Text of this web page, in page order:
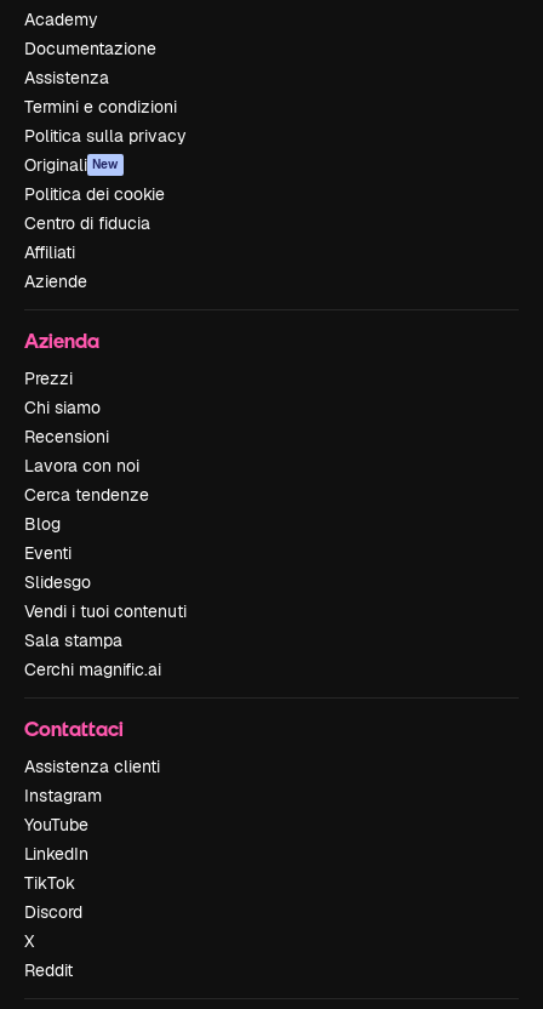
Academy
Documentazione
Assistenza
Termini e condizioni
Politica sulla privacy
Originali New
Politica dei cookie
Centro di fiducia
Affiliati
Aziende
Azienda
Prezzi
Chi siamo
Recensioni
Lavora con noi
Cerca tendenze
Blog
Eventi
Slidesgo
Vendi i tuoi contenuti
Sala stampa
Cerchi magnific.ai
Contattaci
Assistenza clienti
Instagram
YouTube
LinkedIn
TikTok
Discord
X
Reddit